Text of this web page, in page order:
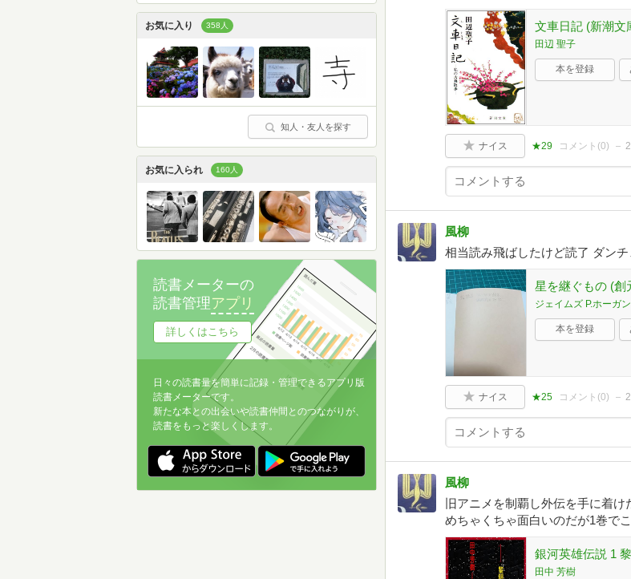
文車日記 (新潮文
田辺 聖子
本を登録
ナイス ★29 コメント(0)
風柳
相当読み飛ばしたけど読了 ダン
星を継ぐもの (創
ジェイムズ P.ホーガン
本を登録
ナイス ★25 コメント(0)
風柳
旧アニメを制覇し外伝を手に着
めちゃくちゃ面白いのだが1巻で
銀河英雄伝説 1
田中 芳樹
お気に入り 358人
知人・友人を探す
お気に入られ 160人
読書メーターの
読書管理アプリ
詳しくはこちら
日々の読書量を簡単に記録・管理できるアプリ版
読書メーターです。
新たな本との出会いや読書仲間とのつながりが、
読書をもっと楽しくします。